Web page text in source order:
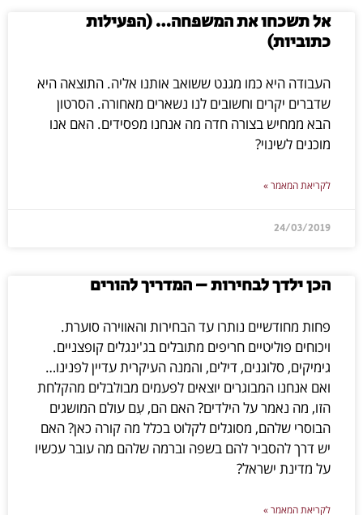
אל תשכחו את המשפחה… (הפעילות
כתוביות)
העבודה היא כמו מגנט ששואב אותנו אליה. התוצאה היא
שדברים יקרים וחשובים לנו נשארים מאחורה. הסרטון
הבא ממחיש בצורה חדה מה אנחנו מפסידים. האם אנו
מוכנים לשינוי?
לקריאת המאמר »
24/03/2019
הכן ילדך לבחירות – המדריך להורים
פחות מחודשיים נותרו עד הבחירות והאווירה סוערת.
ויכוחים פוליטיים חריפים מתובלים בג'ינגלים קופצניים.
גימיקים, סלוגנים, דילים, והמנה העיקרית עדיין לפנינו…
ואם אנחנו המבוגרים יוצאים לפעמים מבולבלים מהקלחת
הזו, מה נאמר על הילדים? האם הם, עִם עולם המושגים
הבוסרי שלהם, מסוגלים לקלוט בכלל מה קורה כאן? האם
יש דרך להסביר להם בשפה וברמה שלהם מה עובר עכשיו
על מדינת ישראל?
לקריאת המאמר »